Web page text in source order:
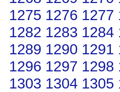
1275 1276 1277
1282 1283 1284
1289 1290 1291
1296 1297 1298
1303 1304 1305